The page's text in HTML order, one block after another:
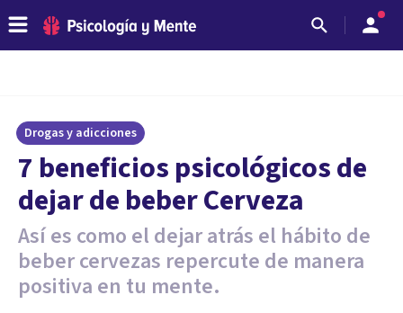
Drogas y adicciones
7 beneficios psicológicos de
dejar de beber Cerveza
Así es como el dejar atrás el hábito de
beber cervezas repercute de manera
positiva en tu mente.